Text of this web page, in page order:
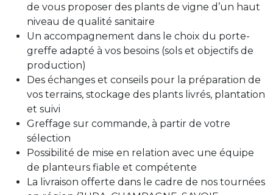
de vous proposer des plants de vigne d’un haut
niveau de qualité sanitaire
Un accompagnement dans le choix du porte-
greffe adapté à vos besoins (sols et objectifs de
production)
Des échanges et conseils pour la préparation de
vos terrains, stockage des plants livrés, plantation
et suivi
Greffage sur commande, à partir de votre
sélection
Possibilité de mise en relation avec une équipe
de planteurs fiable et compétente
La livraison offerte dans le cadre de nos tournées